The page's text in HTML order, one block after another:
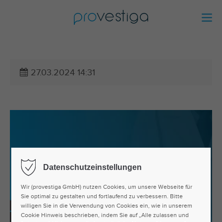
27.03.2024 14:31
Datenschutzeinstellungen
Wir (provestiga GmbH) nutzen Cookies, um unsere Webseite für
Sie optimal zu gestalten und fortlaufend zu verbessern. Bitte
willigen Sie in die Verwendung von Cookies ein, wie in unserem
Cookie Hinweis beschrieben, indem Sie auf „Alle zulassen und